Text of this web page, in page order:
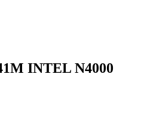
INTEL N4000